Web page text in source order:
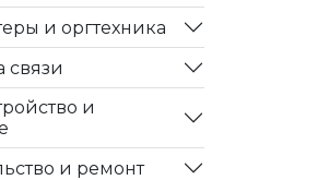
и оргтехника
связи
и
и ремонт